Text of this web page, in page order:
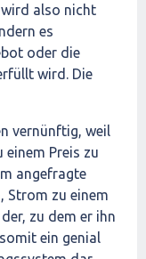
wird also nicht
es
oder die
wird. Die
vernünftig, weil
Preis zu
angefragte
Strom zu einem
zu dem er ihn
ein genial